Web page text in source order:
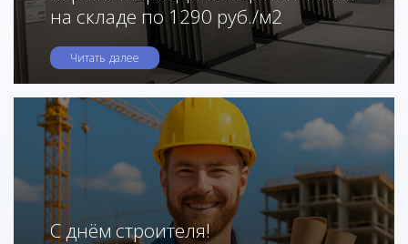
на складе по 1290 руб./м2
Читать далее
С днём строителя!